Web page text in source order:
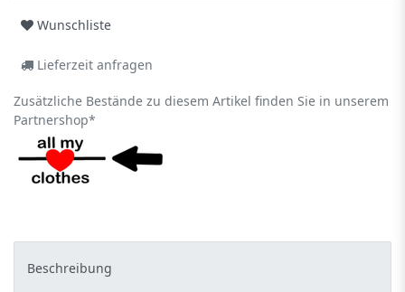
Wunschliste
Lieferzeit anfragen
Zusätzliche Bestände zu diesem Artikel finden Sie in unserem
Partnershop*
Beschreibung